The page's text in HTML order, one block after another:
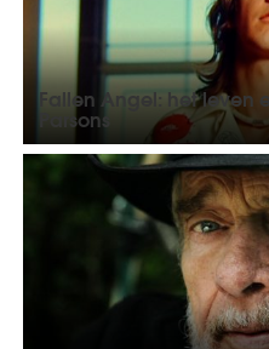
Fallen Angel: het leven
Parsons